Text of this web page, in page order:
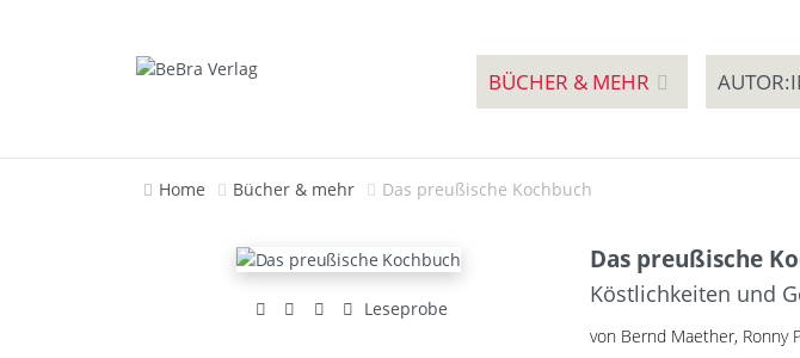
BÜCHER & MEHR
Home Bücher & mehr Das preußische Kochbuch
Leseprobe
Das preußische
Köstlichkeiten und
von Bernd Maether, Ronny